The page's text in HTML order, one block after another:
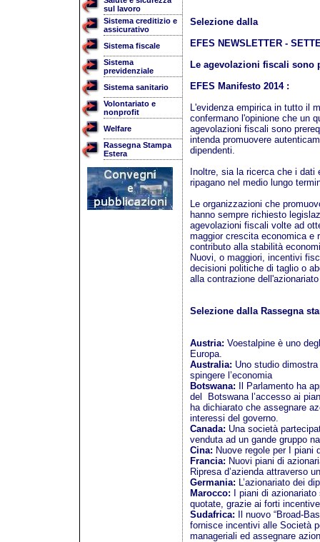
sul lavoro
Sistema creditizio e
assicurativo
Sistema fiscale
Sistema
previdenziale
Sistema sanitario
Volontariato e
nonprofit
Welfare
Rassegna Stampa
Estera
Selezione dalla
EFES NEWSLETTER -
Le agevolazioni fiscali
EFES Manifesto 2014 :
L'evidenza empirica in tutto il
confermano l'opinione che un
agevolazioni fiscali sono
intenda promuovere
dipendenti.
Inoltre, sia la ricerca che i
ripagano nel medio lungo
Le organizzazioni che
hanno sempre richiesto
agevolazioni fiscali volte ad
maggior crescita economica e
contributo alla stabilità
Nuovi, o maggiori, incentivi
decisioni politiche di taglio o
alla contrazione
Selezione dalla Rassegna
Austria: Voestalpine è uno
Europa.
Australia: Uno studio
spingere l’economia
Botswana:
Il Parlamento ha
del Botswana l’accesso ai
ha dichiarato che assegnare
interessi del governo.
Canada: Una società
venduta ad un gande gruppo
Cina: Nuove regole per I piani
Francia: Nuovi piani di
Ripresa d’azienda attraverso
Germania: L’azionariato dei
Marocco: I piani di
quotate, grazie ai forti
Sudafrica:
Il nuovo “Broad-
fornisce incentivi alle Società
manageriali ed assegnare